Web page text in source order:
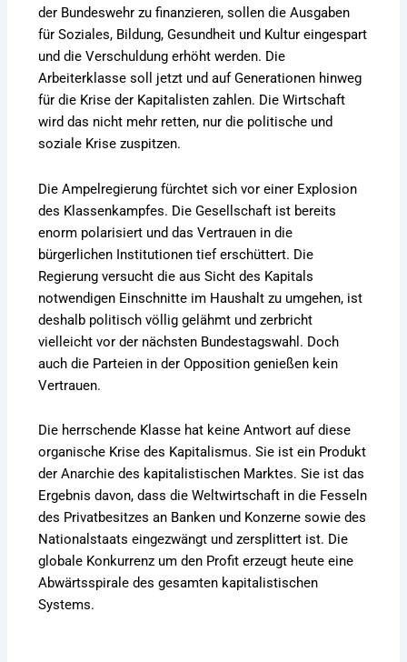
der Bundeswehr zu finanzieren, sollen die Ausgaben
für Soziales, Bildung, Gesundheit und Kultur eingespart
und die Verschuldung erhöht werden. Die
Arbeiterklasse soll jetzt und auf Generationen hinweg
für die Krise der Kapitalisten zahlen. Die Wirtschaft
wird das nicht mehr retten, nur die politische und
soziale Krise zuspitzen.
Die Ampelregierung fürchtet sich vor einer Explosion
des Klassenkampfes. Die Gesellschaft ist bereits
enorm polarisiert und das Vertrauen in die
bürgerlichen Institutionen tief erschüttert. Die
Regierung versucht die aus Sicht des Kapitals
notwendigen Einschnitte im Haushalt zu umgehen, ist
deshalb politisch völlig gelähmt und zerbricht
vielleicht vor der nächsten Bundestagswahl. Doch
auch die Parteien in der Opposition genießen kein
Vertrauen.
Die herrschende Klasse hat keine Antwort auf diese
organische Krise des Kapitalismus. Sie ist ein Produkt
der Anarchie des kapitalistischen Marktes. Sie ist das
Ergebnis davon, dass die Weltwirtschaft in die Fesseln
des Privatbesitzes an Banken und Konzerne sowie des
Nationalstaats eingezwängt und zersplittert ist. Die
globale Konkurrenz um den Profit erzeugt heute eine
Abwärtsspirale des gesamten kapitalistischen
Systems.